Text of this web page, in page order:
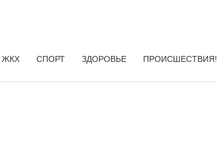
ЖКХ СПОРТ ЗДОРОВЬЕ ПРОИСШЕСТВИЯ!